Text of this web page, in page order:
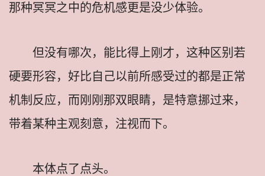
那种冥冥之中的危机感更是没少体验。
但没有哪次，能比得上刚才，这种区别若
硬要形容，好比自己以前所感受过的都是正常
机制反应，而刚刚那双眼睛，是特意挪过来，
带着某种主观刻意，注视而下。
本体点了点头。